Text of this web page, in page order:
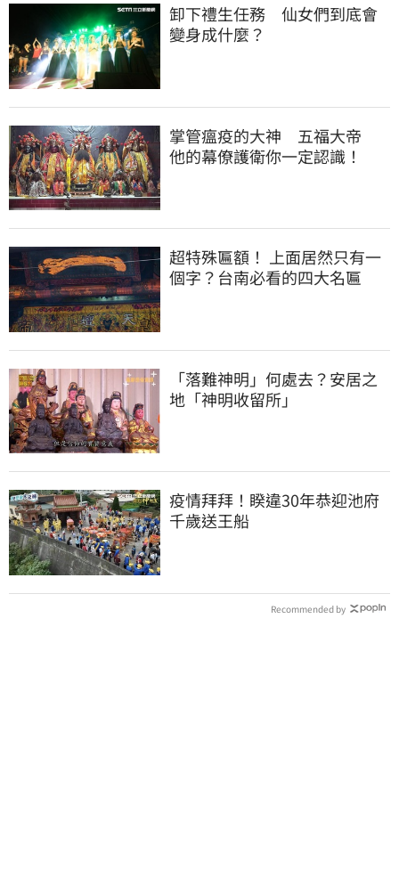
卸下禮生任務 仙女們到底會
變身成什麼？
掌管瘟疫的大神 五福大帝
他的幕僚護衛你一定認識！
超特殊匾額！ 上面居然只有一
個字？台南必看的四大名匾
「落難神明」何處去？安居之
地「神明收留所」
疫情拜拜！睽違30年恭迎池府
千歲送王船
Recommended by